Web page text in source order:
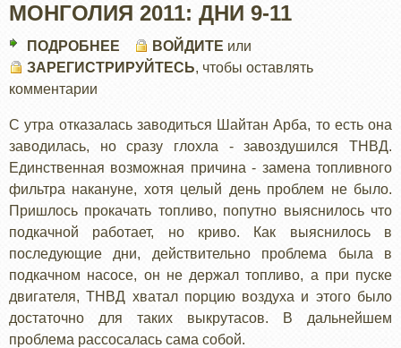
МОНГОЛИЯ 2011: ДНИ 9-11
ПОДРОБНЕЕ
МОНГОЛИЯ
9-
11
ВОЙДИТЕ или
ЗАРЕГИСТРИРУЙТЕСЬ, чтобы оставлять
комментарии
С утра отказалась заводиться Шайтан Арба, то есть она
заводилась, но сразу глохла - завоздушился ТНВД.
Единственная возможная причина - замена топливного
фильтра накануне, хотя целый день проблем не было.
Пришлось прокачать топливо, попутно выяснилось что
подкачной работает, но криво. Как выяснилось в
последующие дни, действительно проблема была в
подкачном насосе, он не держал топливо, а при пуске
двигателя, ТНВД хватал порцию воздуха и этого было
достаточно для таких выкрутасов. В дальнейшем
проблема рассосалась сама собой.